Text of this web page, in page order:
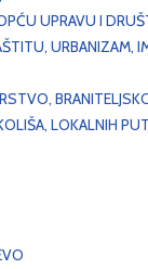
UPRAVU I
URBANIZAM,
LOKALNIH